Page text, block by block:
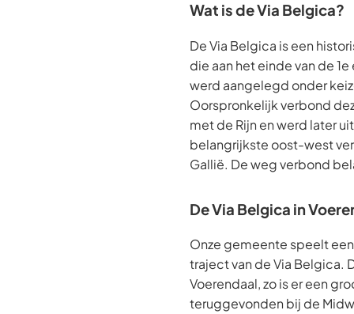
Wat is de Via Belgica?
De Via Belgica is een
die aan het einde van de
werd aangelegd onder
Oorspronkelijk verbond
met de Rijn en werd later
belangrijkste oost-west
Gallië. De weg verbond
De Via Belgica in
Onze gemeente speelt
traject van de Via Belgica.
Voerendaal, zo is er een
teruggevonden bij de